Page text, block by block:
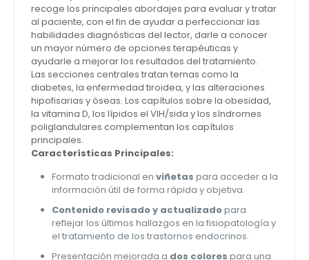
recoge los principales abordajes para evaluar y tratar
al paciente, con el fin de ayudar a perfeccionar las
habilidades diagnósticas del lector, darle a conocer
un mayor número de opciones terapéuticas y
ayudarle a mejorar los resultados del tratamiento.
Las secciones centrales tratan temas como la
diabetes, la enfermedad tiroidea, y las alteraciones
hipofisarias y óseas. Los capítulos sobre la obesidad,
la vitamina D, los lípidos el VIH/sida y los síndromes
poliglandulares complementan los capítulos
principales.
Características Principales:
Formato tradicional en viñetas para acceder a la
información útil de forma rápida y objetiva.
Contenido revisado y actualizadopara
reflejar los últimos hallazgos en la fisiopatología y
el tratamiento de los trastornos endocrinos.
Presentación mejorada a dos colores para una